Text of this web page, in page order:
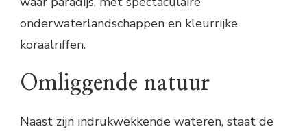
onderwaterlandschappen en kleurrijke
koraalriffen.
Omliggende natuur
Naast zijn indrukwekkende wateren, staat de